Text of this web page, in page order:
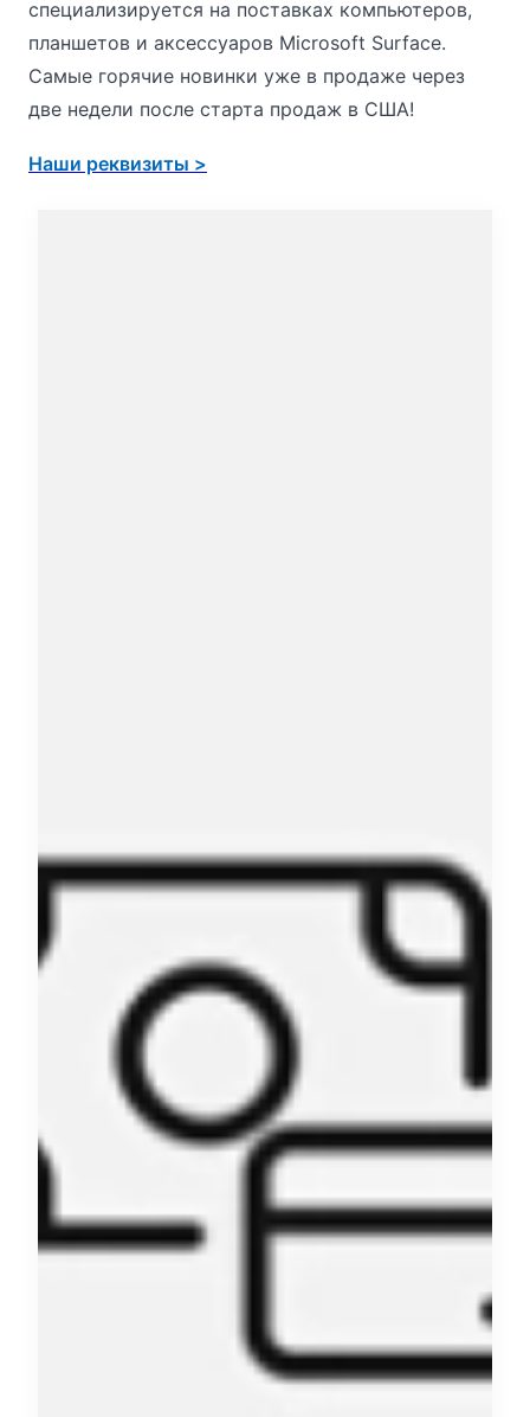
специализируется на поставках компьютеров,
планшетов и аксессуаров Microsoft Surface.
Самые горячие новинки уже в продаже через
две недели после старта продаж в США!
Наши реквизиты >